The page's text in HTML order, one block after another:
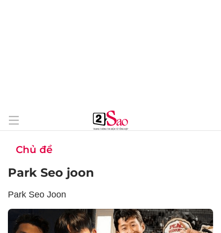
Chủ đề
Park Seo joon
Park Seo Joon